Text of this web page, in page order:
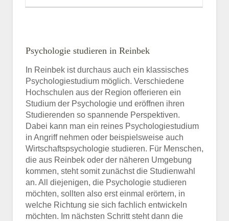
Psychologie studieren in Reinbek
In Reinbek ist durchaus auch ein klassisches
Psychologiestudium möglich. Verschiedene
Hochschulen aus der Region offerieren ein
Studium der Psychologie und eröffnen ihren
Studierenden so spannende Perspektiven.
Dabei kann man ein reines Psychologiestudium
in Angriff nehmen oder beispielsweise auch
Wirtschaftspsychologie studieren. Für Menschen,
die aus Reinbek oder der näheren Umgebung
kommen, steht somit zunächst die Studienwahl
an. All diejenigen, die Psychologie studieren
möchten, sollten also erst einmal erörtern, in
welche Richtung sie sich fachlich entwickeln
möchten. Im nächsten Schritt steht dann die